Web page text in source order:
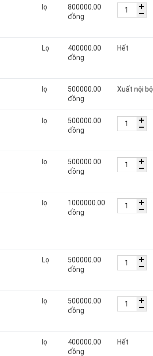
lọ
800000.00
đồng
Lọ
400000.00
đồng
Hết
lọ
500000.00
đồng
Xuất nội bộ
lọ
500000.00
đồng
lọ
500000.00
đồng
lọ
1000000.00
đồng
Lọ
500000.00
đồng
lọ
500000.00
đồng
lọ
400000.00
đồng
Hết